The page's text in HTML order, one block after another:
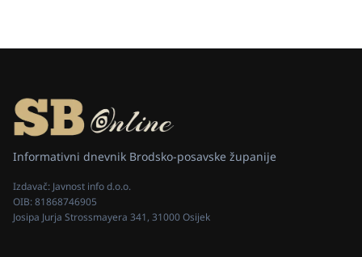
Informativni dnevnik Brodsko-posavske županije
Izdavač: Javnost info d.o.o.
OIB:81868746905
Josipa Jurja Strossmayera 341, 31000 Osijek